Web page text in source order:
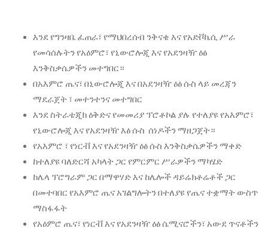
እንደ የግንዛቤ ፈጠራ፣ የማህበረሰብ ንቅናቄ እና የአድቮኬሲ ሥራ
የመሳሰሉትን የአዕምሮ፣ የኒውሮሎጂ እና የአደንዛዥ ዕፅ
እንቅስቃሴዎችን መተግበር።
በአእምሮ ጤና፣ በኒውሮሎጂ እና በአደንዛዥ ዕፅ ሱስ ላይ መረጃን
ማደራጀት ፣ መተንተንና መተግበር
እንደ ስትራቴጂክ ዕቅድና የመመሪያ ፕሮቶኮል ያሉ የተለያዩ የአእምሮ፣
የኒውሮሎጂ እና የአደንዛዥ እፅ ሱስ ሰነዶችን ማዘጋጀት።
የአእምሮ ፣ የነርቭ እና የአደንዛዥ ዕፅ ሱስ እንቅስቃሴዎችን ማቀድ
ከተለያዩ ባለድርሻ አካላት ጋር የምርምር ሥራዎችን ማካሄድ
ከሌላ ፕሮግራም ጋር በማዋሃድ እና ከሌሎች ዳይሬክቶሬቶች ጋር
በመተባበር የአእምሮ ጤና አገልግሎትን በተለያዩ የጤና ተቋማት ውስጥ
ማስፋፋት
የአዕምሮ ጤና፣ የነርቭ እና የአደንዛዥ ዕፅ ሴሚናሮችን፣ አውደ ጥናቶችን